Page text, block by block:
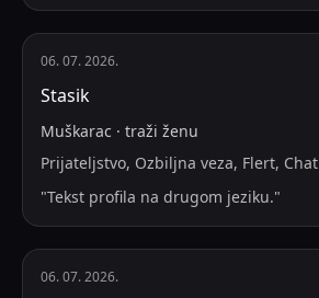
06. 07. 2026.
Stasik
Muškarac · traži ženu
Prijateljstvo, Ozbiljna veza, Flert, Chat
"Tekst profila na drugom jeziku."
06. 07. 2026.